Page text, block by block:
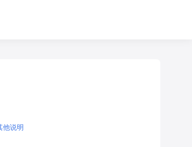
他说明